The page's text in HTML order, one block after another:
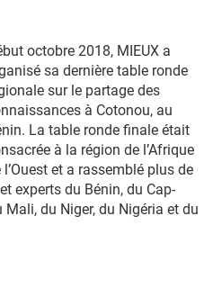
octobre 2018, MIEUX a
sa dernière table ronde
sur le partage des
à Cotonou, au
La table ronde finale était
à la région de l’Afrique
l’Ouest et a rassemblé plus de
experts du Bénin, du Cap-
Mali, du Niger, du Nigéria et du